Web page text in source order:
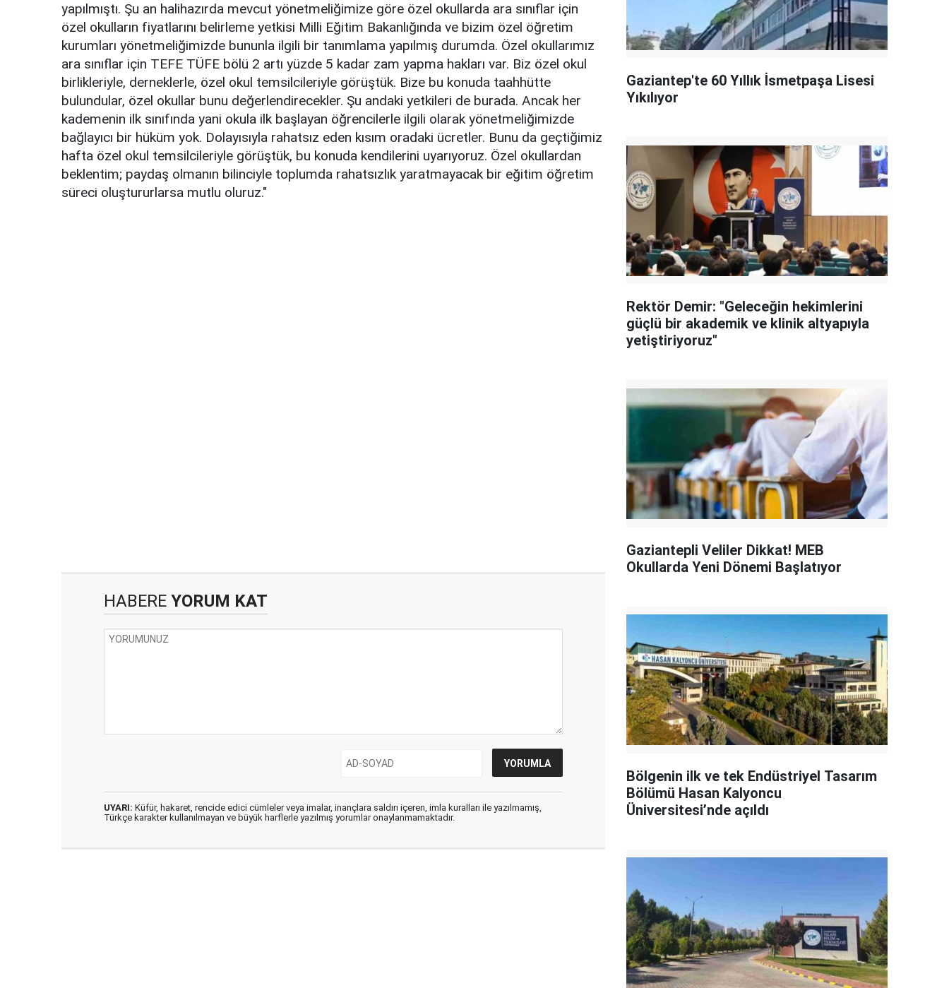
yapılmıştı. Şu an halihazırda mevcut yönetmeliğimize göre özel okullarda ara sınıflar için
özel okulların fiyatlarını belirleme yetkisi Milli Eğitim Bakanlığında ve bizim özel öğretim
kurumları yönetmeliğimizde bununla ilgili bir tanımlama yapılmış durumda. Özel okullarımız
ara sınıflar için TEFE TÜFE bölü 2 artı yüzde 5 kadar zam yapma hakları var. Biz özel okul
birlikleriyle, derneklerle, özel okul temsilcileriyle görüştük. Bize bu konuda taahhütte
bulundular, özel okullar bunu değerlendirecekler. Şu andaki yetkileri de burada. Ancak her
kademenin ilk sınıfında yani okula ilk başlayan öğrencilerle ilgili olarak yönetmeliğimizde
bağlayıcı bir hüküm yok. Dolayısıyla rahatsız eden kısım oradaki ücretler. Bunu da geçtiğimiz
hafta özel okul temsilcileriyle görüştük, bu konuda kendilerini uyarıyoruz. Özel okullardan
beklentim; paydaş olmanın bilinciyle toplumda rahatsızlık yaratmayacak bir eğitim öğretim
süreci oluştururlarsa mutlu oluruz."
HABERE YORUM KAT
UYARI: Küfür, hakaret, rencide edici cümleler veya imalar, inançlara saldırı içeren, imla kuralları ile yazılmamış,
Türkçe karakter kullanılmayan ve büyük harflerle yazılmış yorumlar onaylanmamaktadır.
Gaziantep'te 60 Yıllık İsmetpaşa Lisesi
Yıkılıyor
Rektör Demir: "Geleceğin hekimlerini
güçlü bir akademik ve klinik altyapıyla
yetiştiriyoruz"
Gaziantepli Veliler Dikkat! MEB
Okullarda Yeni Dönemi Başlatıyor
Bölgenin ilk ve tek Endüstriyel Tasarım
Bölümü Hasan Kalyoncu
Üniversitesi’nde açıldı